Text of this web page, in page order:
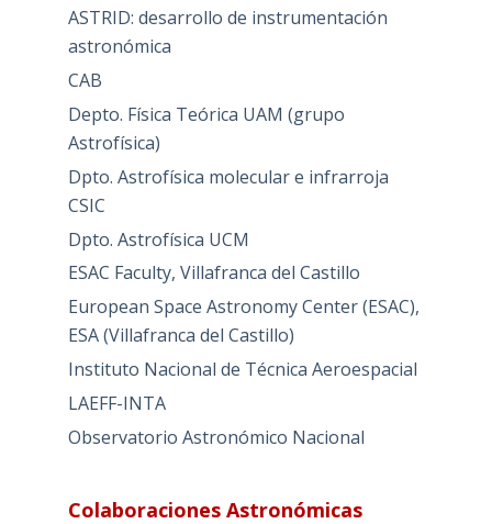
ASTRID: desarrollo de instrumentación
astronómica
CAB
Depto. Física Teórica UAM (grupo
Astrofísica)
Dpto. Astrofísica molecular e infrarroja
CSIC
Dpto. Astrofísica UCM
ESAC Faculty, Villafranca del Castillo
European Space Astronomy Center (ESAC),
ESA (Villafranca del Castillo)
Instituto Nacional de Técnica Aeroespacial
LAEFF-INTA
Observatorio Astronómico Nacional
Colaboraciones Astronómicas